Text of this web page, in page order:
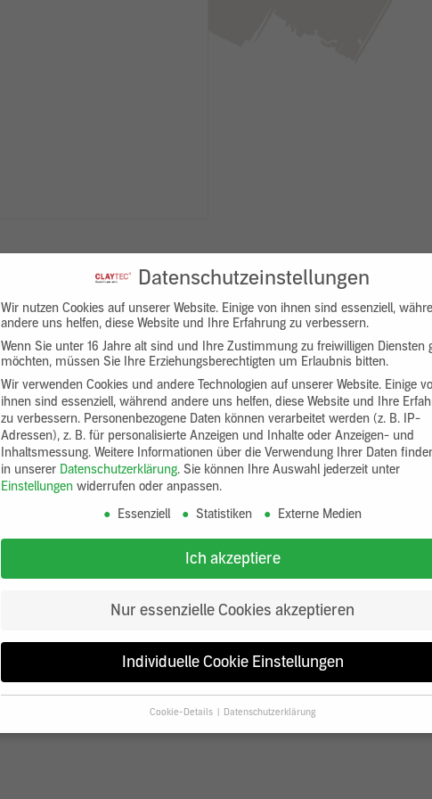
Downloads Produktbeschreibung
Datenschutzeinstellungen
Wir nutzen Cookies auf unserer Website. Einige von ihnen sind essenziell,
andere uns helfen, diese Website und Ihre Erfahrung zu verbessern.
Wenn Sie unter 16 Jahre alt sind und Ihre Zustimmung zu freiwilligen Diensten
möchten, müssen Sie Ihre Erziehungsberechtigten um Erlaubnis bitten.
Wir verwenden Cookies und andere Technologien auf unserer Website. Einige
ihnen sind essenziell, während andere uns helfen, diese Website und Ihre
zu verbessern. Personenbezogene Daten können verarbeitet werden (z. B. IP-
Adressen), z. B. für personalisierte Anzeigen und Inhalte oder Anzeigen- und
Inhaltsmessung. Weitere Informationen über die Verwendung Ihrer Daten
in unserer Datenschutzerklärung. Sie können Ihre Auswahl jederzeit unter
Einstellungen widerrufen oder anpassen.
Essenziell
Statistiken Externe Medien
Ich akzeptiere
Nur essenzielle Cookies akzeptieren
Individuelle Cookie Einstellungen
Cookie-Details Datenschutzerklärung
Datenschutzeinstellungen